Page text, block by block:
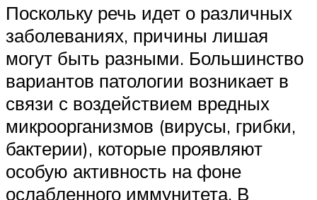
Поскольку речь идет о различных
заболеваниях, причины лишая
могут быть разными. Большинство
вариантов патологии возникает в
связи с воздействием вредных
микроорганизмов (вирусы, грибки,
бактерии), которые проявляют
особую активность на фоне
ослабленного иммунитета. В